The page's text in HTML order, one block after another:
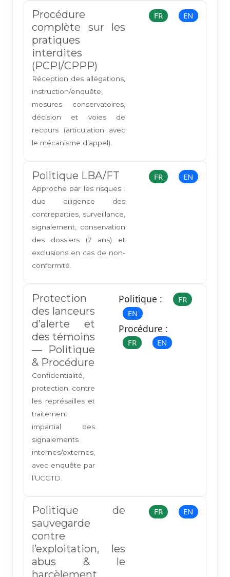
Procédure
complète sur les
pratiques
interdites
(PCPI/CPPP)
Réception des allégations,
instruction/enquête,
mesures conservatoires,
décision et voies de
recours (articulation avec
le mécanisme d’appel).
FR EN
Politique LBA/FT
Approche par les risques :
due diligence des
contreparties, surveillance,
signalement, conservation
des dossiers (7 ans) et
exclusions en cas de non-
conformité.
FR EN
Protection
des lanceurs
d’alerte et
des témoins
— Politique
& Procédure
Confidentialité,
protection contre
les représailles et
traitement
impartial des
signalements
internes/externes,
avec enquête par
l’UCGTD.
Politique :
FR
EN
Procédure :
FR EN
Politique de
sauvegarde
contre
l’exploitation, les
abus & le
FR EN